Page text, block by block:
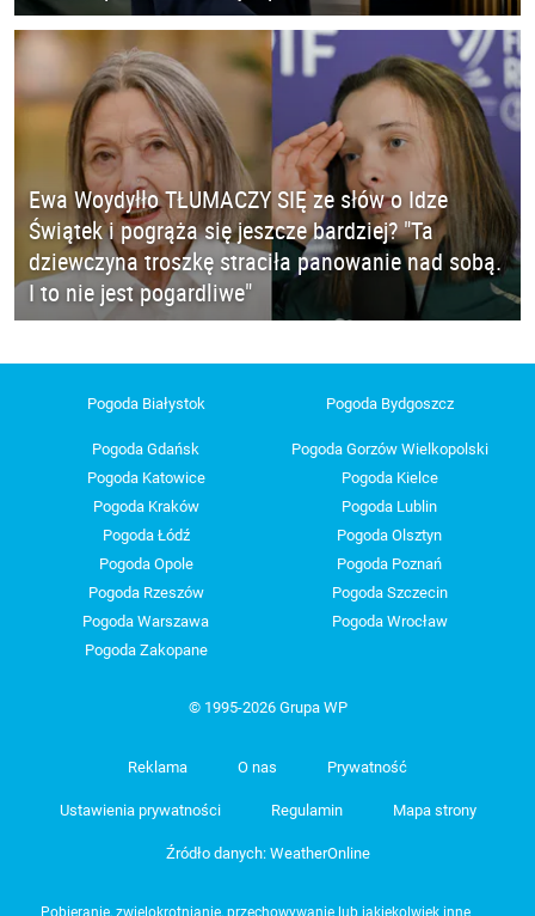
Ewa Woydyłło TŁUMACZY SIĘ ze słów o Idze
Świątek i pogrąża się jeszcze bardziej? "Ta
dziewczyna troszkę straciła panowanie nad sobą.
I to nie jest pogardliwe"
Pogoda Białystok Pogoda Bydgoszcz
Pogoda Gdańsk
Pogoda Gorzów Wielkopolski
Pogoda Katowice
Pogoda Kielce
Pogoda Kraków
Pogoda Lublin
Pogoda Łódź
Pogoda Olsztyn
Pogoda Opole
Pogoda Poznań
Pogoda Rzeszów
Pogoda Szczecin
Pogoda Warszawa
Pogoda Wrocław
Pogoda Zakopane
© 1995-2026 Grupa WP
Reklama O nas Prywatność
Ustawienia prywatności Regulamin Mapa strony
Źródło danych: WeatherOnline
Pobieranie, zwielokrotnianie, przechowywanie lub jakiekolwiek inne